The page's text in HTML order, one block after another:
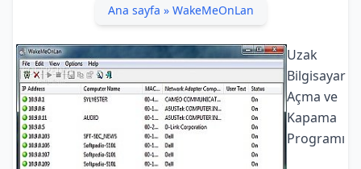
Ana sayfa » WakeMeOnLan
Uzak
Bilgisayar
Açma ve
Kapama
Programı